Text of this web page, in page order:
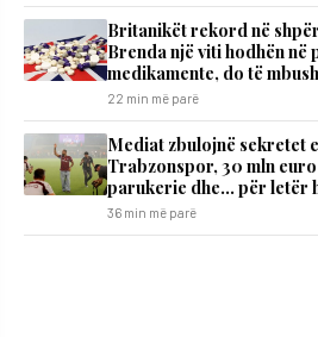
Britanikët rekord në
Brenda një viti hodhën në
medikamente, do të
22 min më parë
Mediat zbulojnë sekretet
Trabzonspor, 30 mln
parukerie dhe… për letër
36 min më parë